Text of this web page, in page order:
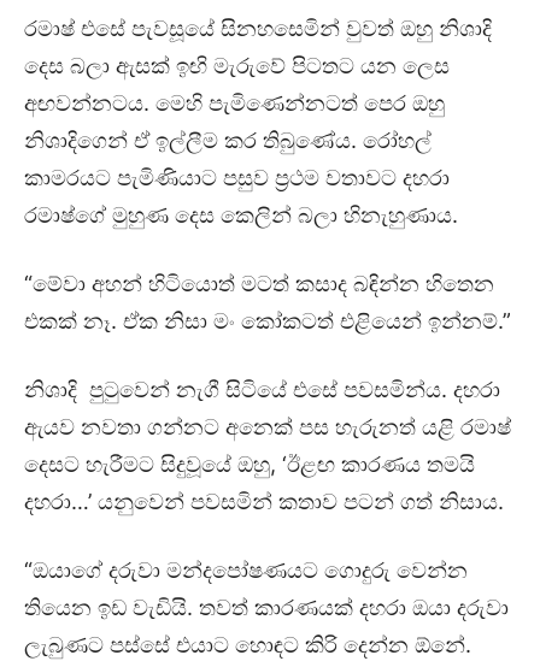
රමාෂ් එසේ පැවසූයේ සිනහසෙමින් වුවත් ඔහු නිශාදි
දෙස බලා ඇසක් ඉඟි මැරුවේ පිටතට යන ලෙස
අඟවන්නටය. මෙහි පැමිණෙන්නටත් පෙර ඔහු
නිශාදිගෙන් ඒ ඉල්ලීම කර තිබුණේය. රෝහල්
කාමරයට පැමිණියාට පසුව ප්‍රථම වතාවට දහරා
රමාෂ්ගේ මුහුණ දෙස කෙලින් බලා හිනැහුණාය.
“මේවා අහන් හිටියොත් මටත් කසාද බඳින්න හිතෙන
එකක් නෑ. ඒක නිසා මං කෝකටත් එළියෙන් ඉන්නම්.”
නිශාදි පුටුවෙන් නැගී සිටියේ එසේ පවසමින්ය. දහරා
ඇයව නවතා ගන්නට අනෙක් පස හැරුනත් යළි රමාෂ්
දෙසට හැරීමට සිදුවූයේ ඔහු, ‘ඊළඟ කාරණය තමයි
දහරා…’ යනුවෙන් පවසමින් කතාව පටන් ගත් නිසාය.
“ඔයාගේ දරුවා මන්දපෝෂණයට ගොදුරු වෙන්න
තියෙන ඉඩ වැඩියි. තවත් කාරණයක් දහරා ඔයා දරුවා
ලැබුණට පස්සේ එයාට හොඳට කිරි දෙන්න ඕනේ.